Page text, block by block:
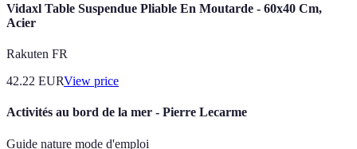
Vidaxl Table Suspendue Pliable En Moutarde - 60x40 Cm,
Acier
Rakuten FR
42.22 EURView price
Activités au bord de la mer - Pierre Lecarme
Guide nature mode d'emploi